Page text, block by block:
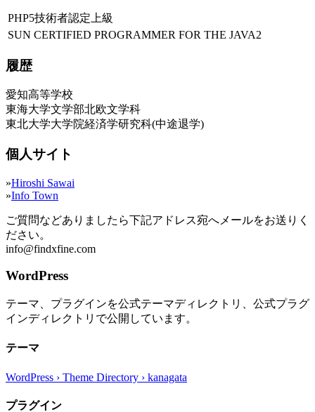
PHP5技術者認定上級
SUN CERTIFIED PROGRAMMER FOR THE JAVA2
履歴
愛知高等学校
東海大学文学部北欧文学科
東北大学大学院経済学研究科(中途退学)
個人サイト
»Hiroshi Sawai
»Info Town
ご質問などありましたら下記アドレス宛へメールをお送りく
ださい。
info@findxfine.com
WordPress
テーマ、プラグインを公式テーマディレクトリ、公式プラグ
インディレクトリで公開しています。
テーマ
WordPress › Theme Directory › kanagata
プラグイン